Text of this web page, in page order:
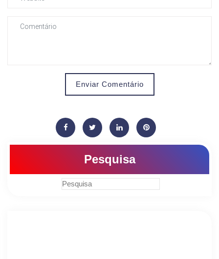
Enviar Comentário
Pesquisa